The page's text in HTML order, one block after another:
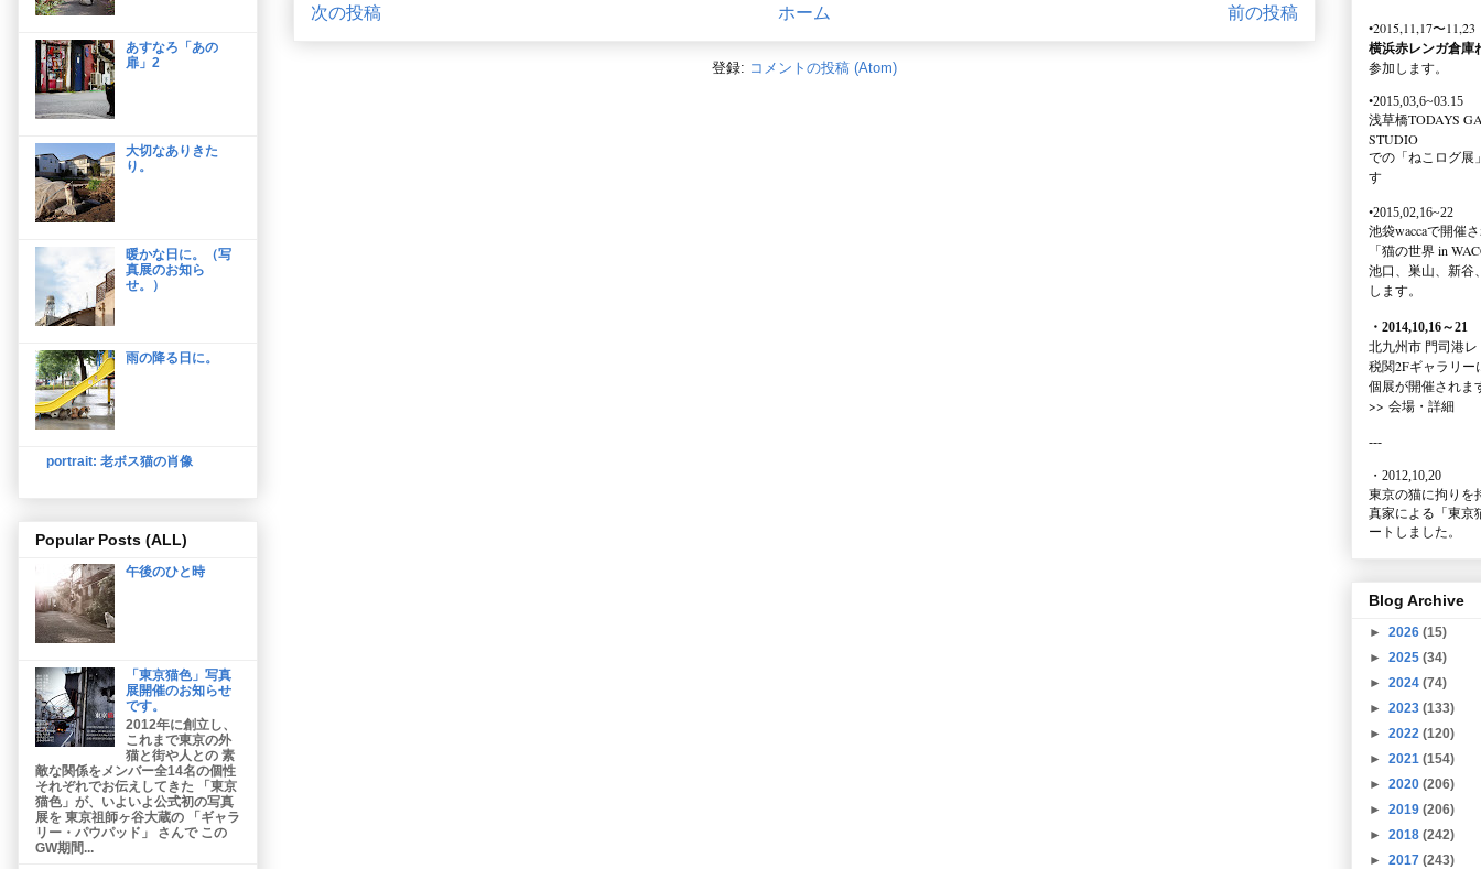
次の投稿 前の投稿
ホーム
登録: コメントの投稿 (Atom)
あすなろ「あの
扉」2
大切なありきた
り。
暖かな日に。（写
真展のお知ら
せ。）
雨の降る日に。
portrait: 老ボス猫の肖像
Popular Posts (ALL)
午後のひと時
「東京猫色」写真
展開催のお知らせ
です。
2012年に創立し、
これまで東京の外
猫と街や人との 素
敵な関係をメンバー全14名の個性
それぞれでお伝えしてきた 「東京
猫色」が、いよいよ公式初の写真
展を 東京祖師ヶ谷大蔵の 「ギャラ
リー・パウパッド」 さんで この
GW期間...
•2015,11,17〜11,23
横浜赤レンガ倉庫
参加します。
•2015,03,6~03.15
浅草橋TODAYS
STUDIO
での 「ねこログ展
す
•2015,02,16~22
池袋waccaで開催
「猫の世界 in
池口、巣山、新谷
します。
・2014,10,16～21
北九州市 門司港
税関2Fギャラリー
個展が開催されま
>> 会場・詳細
---
・2012,10,20
東京の猫に拘りを
真家による 「東
ートしました。
Blog Archive
► 2026 (15)
► 2025 (34)
► 2024 (74)
► 2023 (133)
► 2022 (120)
► 2021 (154)
► 2020 (206)
► 2019 (206)
► 2018 (242)
► 2017 (243)